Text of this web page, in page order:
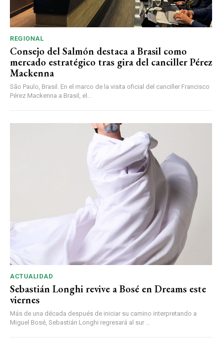
REGIONAL
Consejo del Salmón destaca a Brasil como
mercado estratégico tras gira del canciller Pérez
Mackenna
São Paulo, Brasil. En el marco de la visita oficial del canciller Francisco
Pérez Mackenna a Brasil, el...
ACTUALIDAD
Sebastián Longhi revive a Bosé en Dreams este
viernes
Más de una década después de iniciar su camino interpretando a
Miguel Bosé, Sebastián Longhi regresará al sur ...